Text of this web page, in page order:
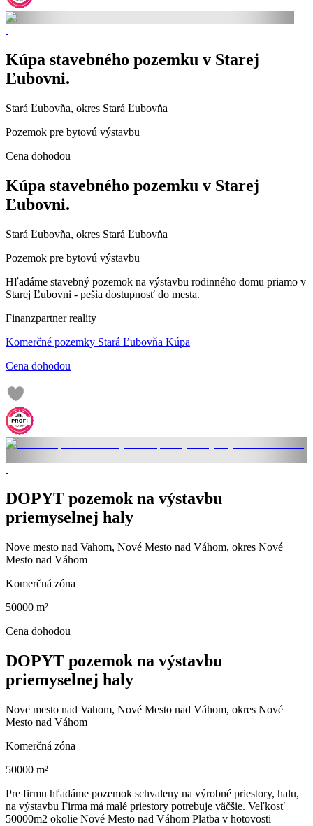
Kúpa stavebného pozemku v Starej
Ľubovni.
Stará Ľubovňa, okres Stará Ľubovňa
Pozemok pre bytovú výstavbu
Cena dohodou
Kúpa stavebného pozemku v Starej
Ľubovni.
Stará Ľubovňa, okres Stará Ľubovňa
Pozemok pre bytovú výstavbu
Hľadáme stavebný pozemok na výstavbu rodinného domu priamo v
Starej Ľubovni - pešia dostupnosť do mesta.
Finanzpartner reality
Komerčné pozemky Stará Ľubovňa Kúpa
Cena dohodou
DOPYT pozemok na výstavbu
priemyselnej haly
Nove mesto nad Vahom, Nové Mesto nad Váhom, okres Nové
Mesto nad Váhom
Komerčná zóna
50000 m²
Cena dohodou
DOPYT pozemok na výstavbu
priemyselnej haly
Nove mesto nad Vahom, Nové Mesto nad Váhom, okres Nové
Mesto nad Váhom
Komerčná zóna
50000 m²
Pre firmu hľadáme pozemok schvaleny na výrobné priestory, halu,
na výstavbu Firma má malé priestory potrebuje väčšie. Veľkosť
50000m2 okolie Nové Mesto nad Váhom Platba v hotovosti